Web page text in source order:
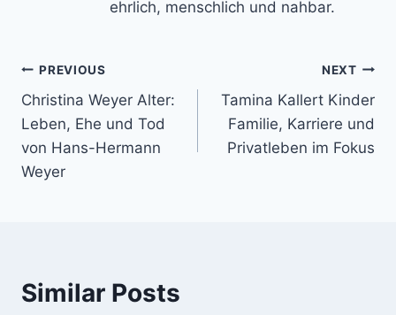
ehrlich, menschlich und nahbar.
Post
navigation
PREVIOUS
Christina Weyer Alter:
Leben, Ehe und Tod
von Hans-Hermann
Weyer
NEXT
Tamina Kallert Kinder
Familie, Karriere und
Privatleben im Fokus
Similar Posts